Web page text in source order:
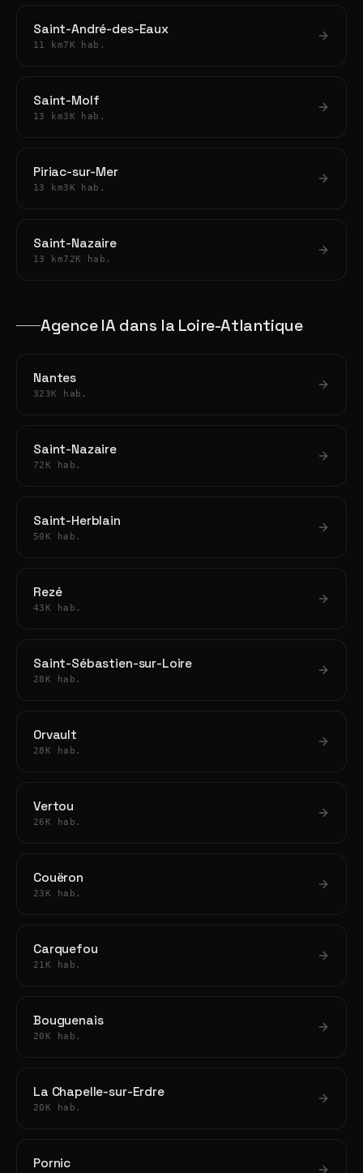
Saint-André-des-Eaux
11 km7K hab.
Saint-Molf
13 km3K hab.
Piriac-sur-Mer
13 km3K hab.
Saint-Nazaire
13 km72K hab.
Agence IA dans la Loire-Atlantique
Nantes
323K hab.
Saint-Nazaire
72K hab.
Saint-Herblain
50K hab.
Rezé
43K hab.
Saint-Sébastien-sur-Loire
28K hab.
Orvault
28K hab.
Vertou
26K hab.
Couëron
23K hab.
Carquefou
21K hab.
Bouguenais
20K hab.
La Chapelle-sur-Erdre
20K hab.
Pornic